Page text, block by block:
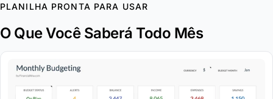
PLANILHA PRONTA PARA USAR
O Que Você Saberá Todo Mês